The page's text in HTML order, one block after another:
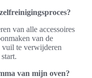
van alle accessoires
van de
vuil te verwijderen
van mijn oven?